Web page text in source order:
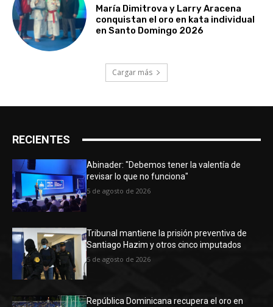
María Dimitrova y Larry Aracena
conquistan el oro en kata individual
en Santo Domingo 2026
Cargar más
RECIENTES
Abinader: "Debemos tener la valentía de
revisar lo que no funciona"
5 de agosto de 2026
Tribunal mantiene la prisión preventiva de
Santiago Hazim y otros cinco imputados
5 de agosto de 2026
República Dominicana recupera el oro en